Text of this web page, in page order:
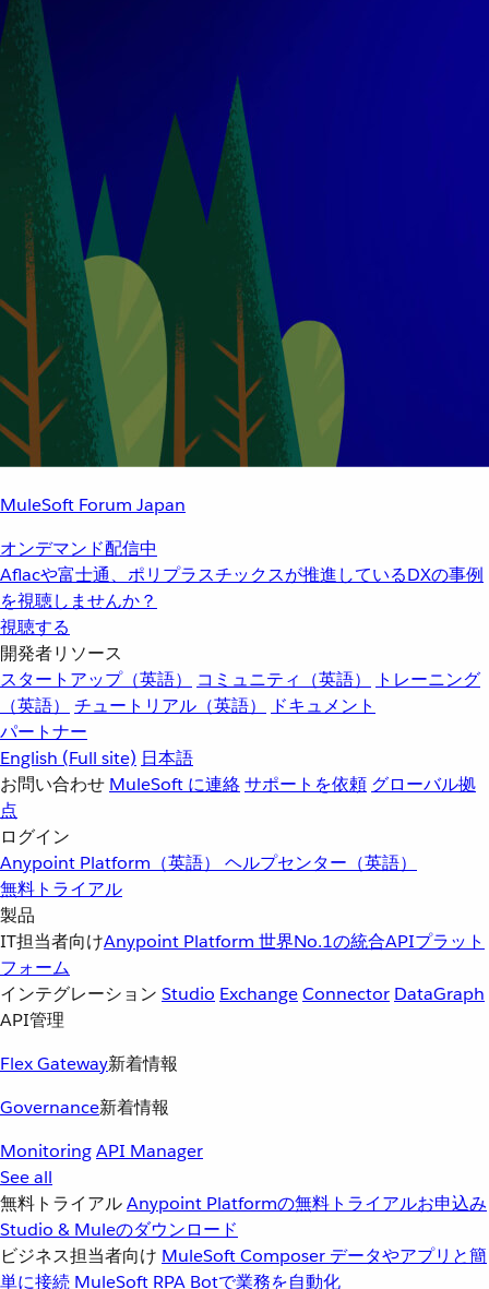
MuleSoft Forum Japan
オンデマンド配信中
Aflacや富士通、ポリプラスチックスが推進しているDXの事例
を視聴しませんか？
視聴する
開発者リソース
スタートアップ（英語）
コミュニティ（英語）
トレーニング
（英語）
チュートリアル（英語）
ドキュメント
パートナー
English (Full site) 日本語
お問い合わせ MuleSoft に連絡サポートを依頼 グローバル拠
点
ログイン
Anypoint Platform（英語） ヘルプセンター（英語）
無料トライアル
製品
IT担当者向けAnypoint Platform 世界No.1の統合APIプラット
フォーム
インテグレーション Studio ExchangeConnector DataGraph
API管理
Flex Gateway新着情報
Governance新着情報
MonitoringAPI Manager
See all
無料トライアルAnypoint Platformの無料トライアルお申込み
Studio & Muleのダウンロード
ビジネス担当者向け MuleSoft Composer データやアプリと簡
単に接続 MuleSoft RPA Botで業務を自動化